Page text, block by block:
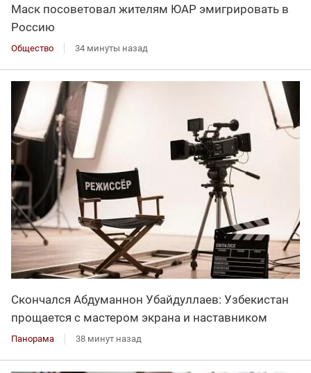
Маск посоветовал жителям ЮАР эмигрировать в
Россию
Общество 34 минуты назад
Скончался Абдуманнон Убайдуллаев: Узбекистан
прощается с мастером экрана и наставником
Панорама 38 минут назад